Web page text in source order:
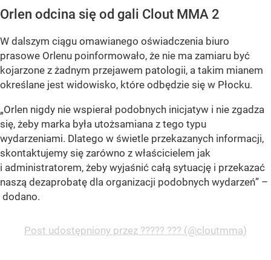
Orlen odcina się od gali Clout MMA 2
W dalszym ciągu omawianego oświadczenia biuro
prasowe Orlenu poinformowało, że nie ma zamiaru być
kojarzone z żadnym przejawem patologii, a takim mianem
określane jest widowisko, które odbędzie się w Płocku.
„Orlen nigdy nie wspierał podobnych inicjatyw i nie zgadza
się, żeby marka była utożsamiana z tego typu
wydarzeniami. Dlatego w świetle przekazanych informacji,
skontaktujemy się zarówno z właścicielem jak
i administratorem, żeby wyjaśnić całą sytuację i przekazać
naszą dezaprobatę dla organizacji podobnych wydarzeń” –
dodano.
Post udostępniony przez ????? ??? (@cloutmma)